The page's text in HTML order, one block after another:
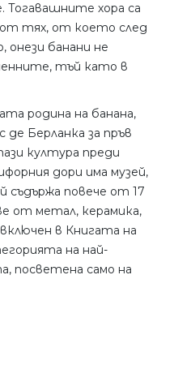
Тогавашните хора са
от тях, от което след
онези банани не
тъй като в
родина на банана,
Берланка за пръв
култура преди
дори има музей,
съдържа повече от 17
от метал, керамика,
в Книгата на
на най-
посветена само на